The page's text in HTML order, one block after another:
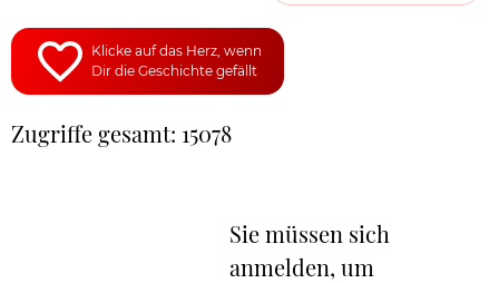
Klicke auf das Herz, wenn
Dir die Geschichte gefällt
Zugriffe gesamt: 15078
Sie müssen sich
anmelden, um